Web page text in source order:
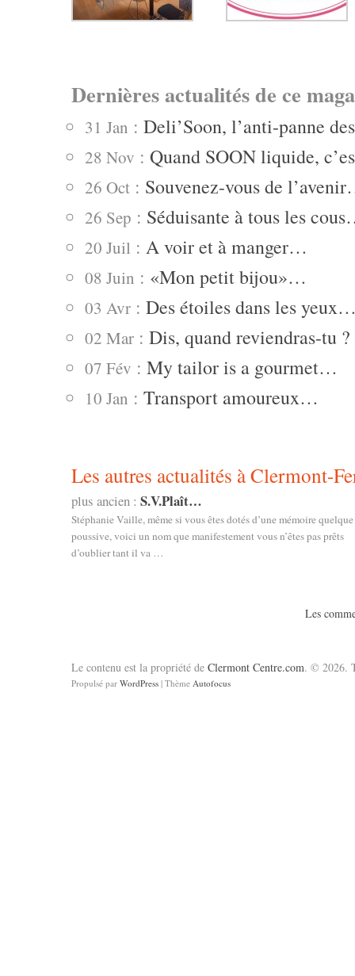
Dernières actualités de ce
31 Jan : Deli’Soon, l’anti-panne
28 Nov : Quand SOON liquide,
26 Oct: Souvenez-vous de
26 Sep : Séduisante à tous les
20 Juil : A voir et à manger…
08 Juin : «Mon petit bijou»…
03 Avr: Des étoiles dans les
02 Mar: Dis, quand reviendras-tu ?
07 Fév : My tailor is a gourmet…
10 Jan : Transport amoureux…
Les autres actualités à Clermont-
plus ancien : S.V.Plaît…
Stéphanie Vaille, même si vous êtes dotés d’une mémoire
poussive, voici un nom que manifestement vous n’êtes pas prêts
d’oublier tant il va …
Les
Le contenu est la propriété de Clermont Centre.com. © 2026.
Propulsé par WordPress | Thème Autofocus